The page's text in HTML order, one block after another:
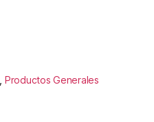
Productos Generales